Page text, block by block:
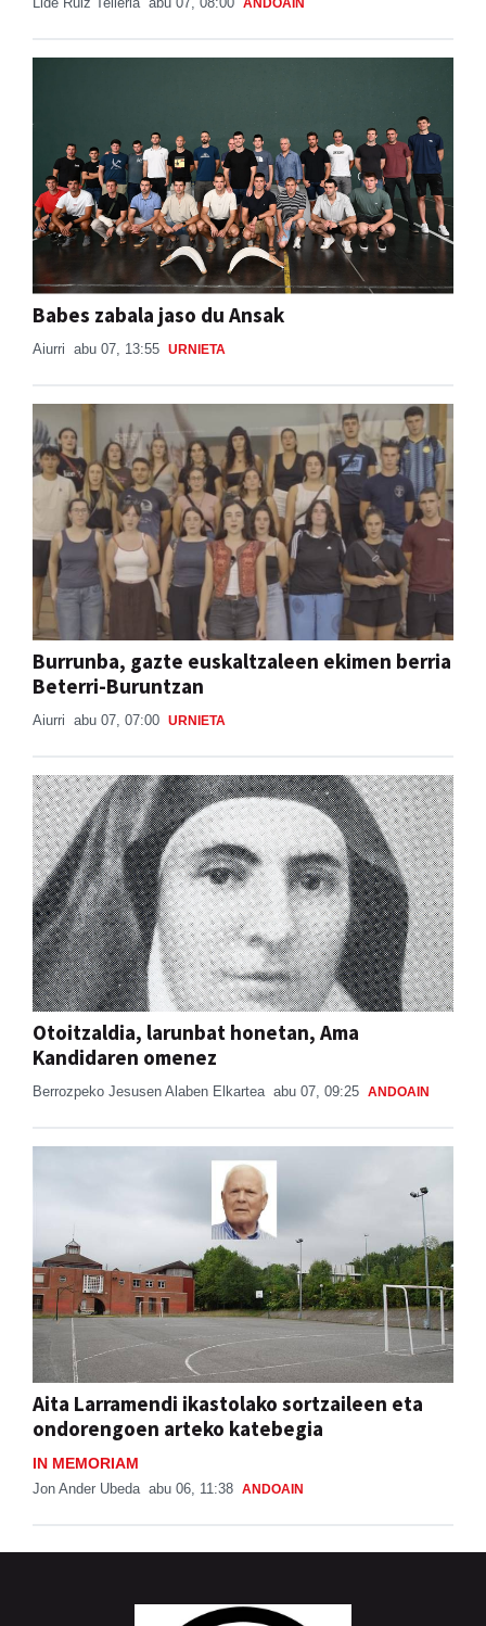
Babes zabala jaso du Ansak
Aiurri abu 07, 13:55 URNIETA
Burrunba, gazte euskaltzaleen ekimen berria
Beterri-Buruntzan
Aiurri abu 07, 07:00 URNIETA
Otoitzaldia, larunbat honetan, Ama
Kandidaren omenez
Berrozpeko Jesusen Alaben Elkartea abu 07, 09:25 ANDOAIN
Aita Larramendi ikastolako sortzaileen eta
ondorengoen arteko katebegia
IN MEMORIAM
Jon Ander Ubeda abu 06, 11:38 ANDOAIN